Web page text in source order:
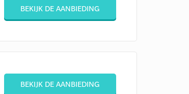
BEKIJK DE AANBIEDING
BEKIJK DE AANBIEDING